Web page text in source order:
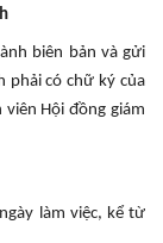
biên bản và gửi
phải có chữ ký của
Hội đồng giám
làm việc, kể từ